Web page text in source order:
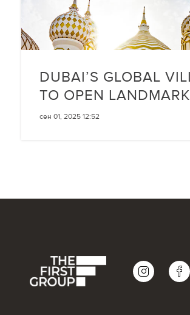
DUBAI’S GLOBAL
TO OPEN
сен 01, 2025 12:52